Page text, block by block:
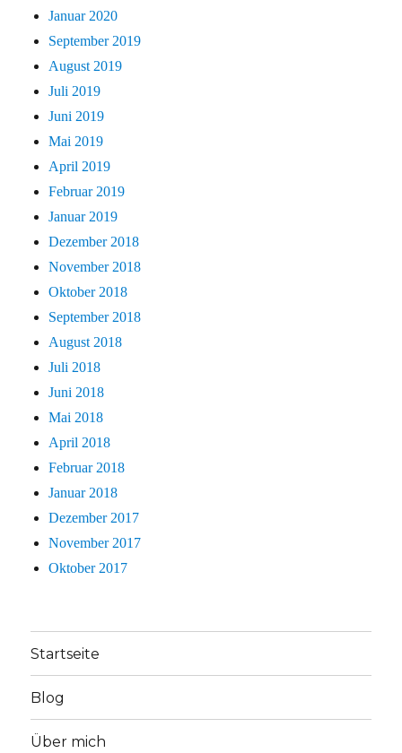
Januar 2020
September 2019
August 2019
Juli 2019
Juni 2019
Mai 2019
April 2019
Februar 2019
Januar 2019
Dezember 2018
November 2018
Oktober 2018
September 2018
August 2018
Juli 2018
Juni 2018
Mai 2018
April 2018
Februar 2018
Januar 2018
Dezember 2017
November 2017
Oktober 2017
Startseite
Blog
Über mich